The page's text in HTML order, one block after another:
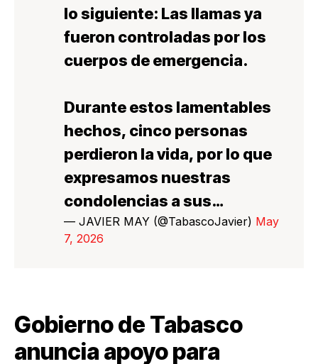
lo siguiente: Las llamas ya
fueron controladas por los
cuerpos de emergencia.
Durante estos lamentables
hechos, cinco personas
perdieron la vida, por lo que
expresamos nuestras
condolencias a sus…
— JAVIER MAY (@TabascoJavier) May
7, 2026
Gobierno de Tabasco
anuncia apoyo para